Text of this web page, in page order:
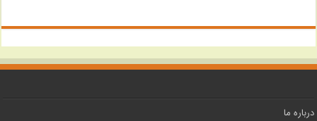
درباره ما